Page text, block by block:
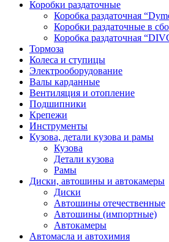
Коробки раздаточные
Коробка раздаточная
Коробки раздаточные в
Коробка раздаточная
Тормоза
Колеса и ступицы
Электрооборудование
Валы карданные
Вентиляция и отопление
Подшипники
Крепежи
Инструменты
Кузова, детали кузова и рамы
Кузова
Детали кузова
Рамы
Диски, автошины и автокамеры
Диски
Автошины отечественные
Автошины (импортные)
Автокамеры
Автомасла и автохимия